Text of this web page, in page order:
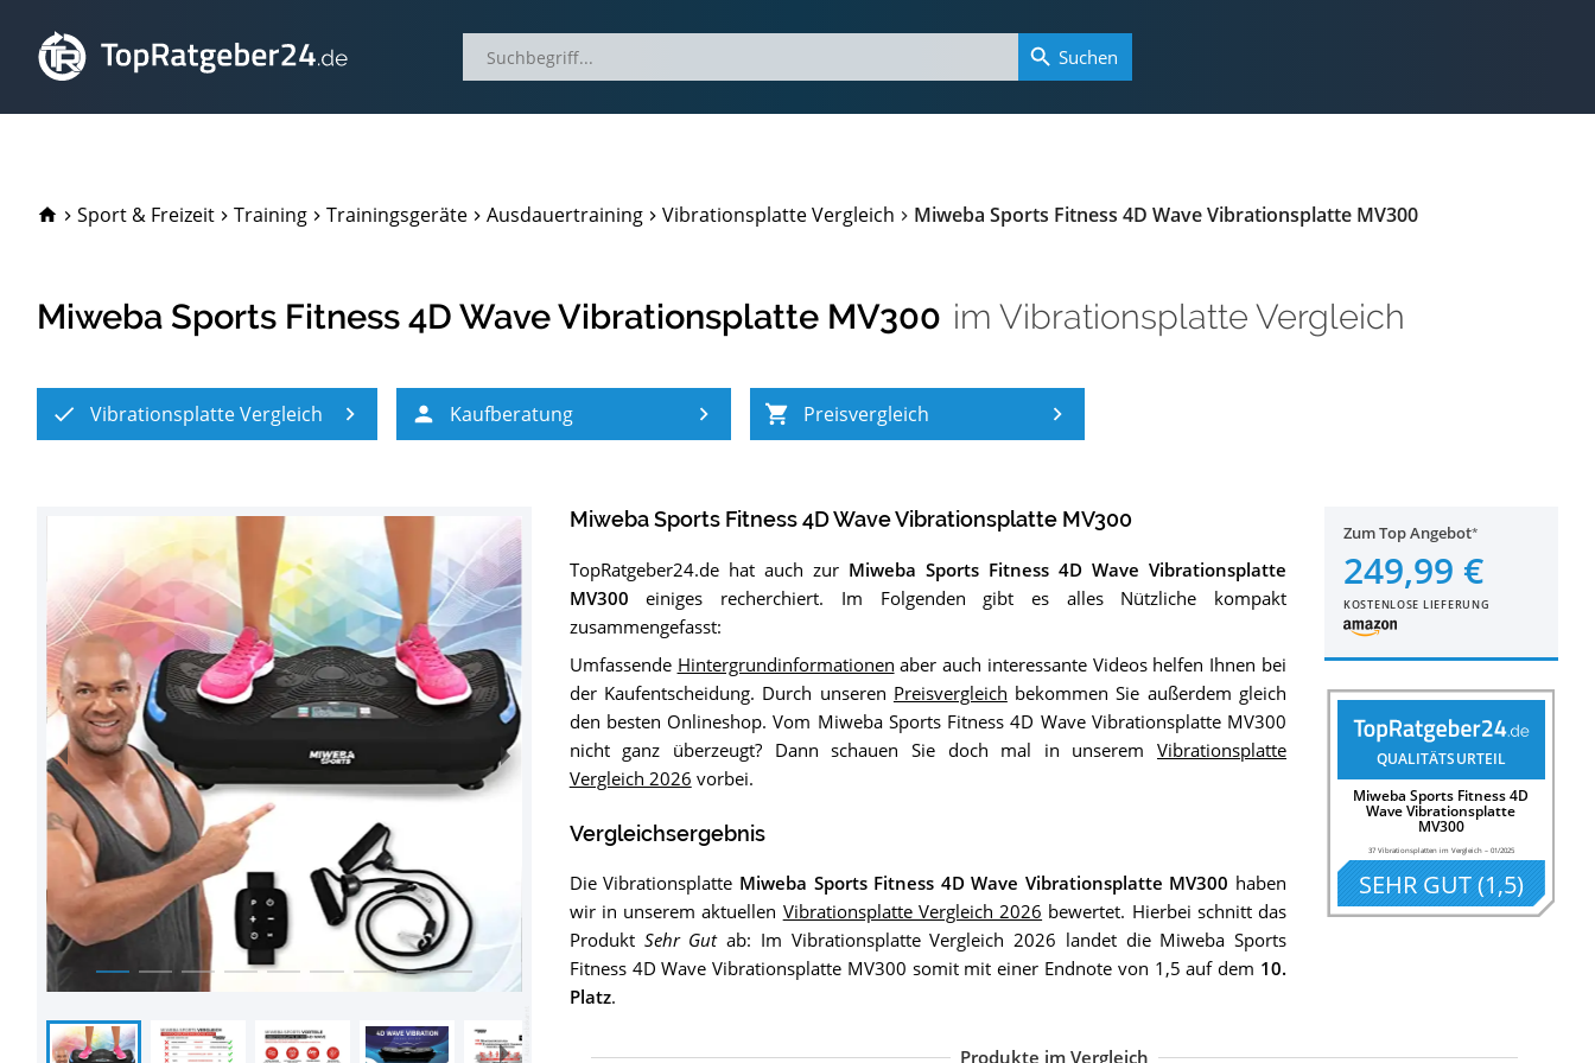
TopRatgeber24.de
Sport & Freizeit Training Trainingsgeräte Ausdauertraining Vibrationsplatte Vergleich Miweba Sports Fitness 4D Wave Vibrationsplatte MV300
Miweba Sports Fitness 4D Wave Vibrationsplatte MV300 im Vibrationsplatte Vergleich
Vibrationsplatte Vergleich Kaufberatung Preisvergleich
Zum Top Angebot
249,99 €
KOSTENLOSE LIEFERUNG
QUALITÄTSURTEIL
Miweba Sports Fitness 4D
Wave Vibrationsplatte
MV300
37 Vibrationsplatten im Vergleich– 01/2025
SEHR GUT(1,5)
Miweba Sports Fitness 4D Wave Vibrationsplatte MV300
TopRatgeber24.de hat auch zur Miweba Sports Fitness 4D Wave Vibrationsplatte
MV300 einiges recherchiert. Im Folgenden gibt es alles Nützliche kompakt
zusammengefasst:
Umfassende Hintergrundinformationen aber auch interessante Videos helfen Ihnen bei
der Kaufentscheidung. Durch unseren Preisvergleich bekommen Sie außerdem gleich
den besten Onlineshop. Vom Miweba Sports Fitness 4D Wave Vibrationsplatte MV300
nicht ganz überzeugt? Dann schauen Sie doch mal in unseremVibrationsplatte
Vergleich 2026 vorbei.
Vergleichsergebnis
Die Vibrationsplatte Miweba Sports Fitness 4D Wave Vibrationsplatte MV300 haben
wir in unserem aktuellen Vibrationsplatte Vergleich 2026 bewertet. Hierbei schnitt das
Produkt Sehr Gutab: Im Vibrationsplatte Vergleich 2026 landet die Miweba Sports
Fitness 4D Wave Vibrationsplatte MV300 somit mit einer Endnote von 1,5 auf dem 10.
Platz.
Produkte im Vergleich
Suchen